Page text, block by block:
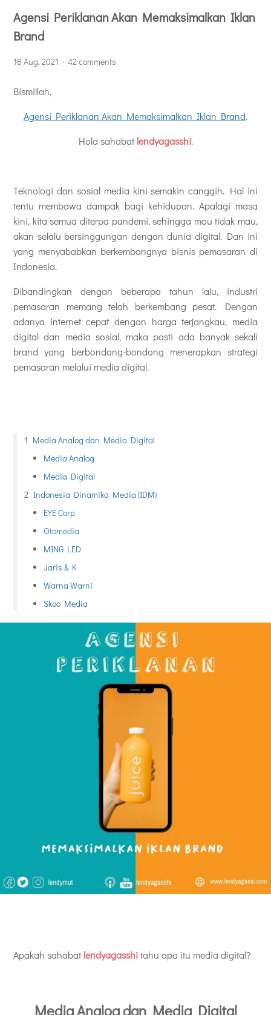
Agensi Periklanan Akan Memaksimalkan Iklan
Brand
18 Aug, 2021 42 comments
Bismillah,
Agensi Periklanan Akan Memaksimalkan Iklan Brand.
Hola sahabatlendyagasshi.
Teknologi dan sosial media kini semakin canggih. Hal ini
tentu membawa dampak bagi kehidupan. Apalagi masa
kini, kita semua diterpa pandemi, sehingga mau tidak mau,
akan selalu bersinggungan dengan dunia digital. Dan ini
yang menyababkan berkembangnya bisnis pemasaran di
Indonesia.
Dibandingkan dengan beberapa tahun lalu, industri
pemasaran memang telah berkembang pesat. Dengan
adanya internet cepat dengan harga terjangkau, media
digital dan media sosial, maka pasti ada banyak sekali
brand yang berbondong-bondong menerapkan strategi
pemasaran melalui media digital.
Media Analog dan Media Digital
Media Analog
Media Digital
Indonesia Dinamika Media (IDM)
EYE Corp
Otomedia
MING LED
Jaris & K
Warna Warni
Skoo Media
Apakah sahabatlendyagasshitahu apa itu media digital?
Media Analog dan Media Digital